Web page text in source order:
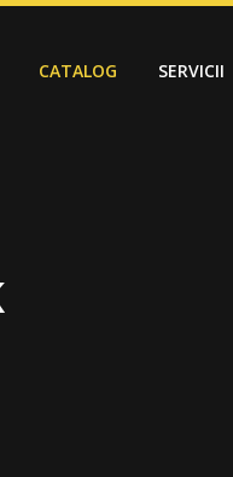
CATALOG SERVICII